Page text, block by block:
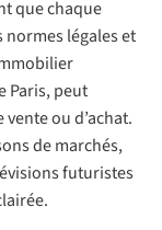
que chaque
légales et
Paris, peut
ou d’achat.
de marchés,
futuristes